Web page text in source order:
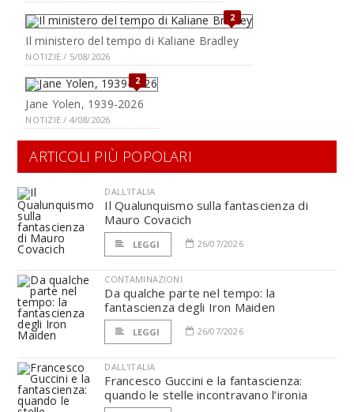
2
Il ministero del tempo di Kaliane Bradley
NOTIZIE / 5/08/2026
2
Jane Yolen, 1939-2026
NOTIZIE / 4/08/2026
ARTICOLI PIÙ POPOLARI
DALL'ITALIA
Il Qualunquismo sulla fantascienza di
Mauro Covacich
LEGGI 26/07/2026
CONTAMINAZIONI
Da qualche parte nel tempo: la
fantascienza degli Iron Maiden
LEGGI 26/07/2026
DALL'ITALIA
Francesco Guccini e la fantascienza:
quando le stelle incontravano l’ironia